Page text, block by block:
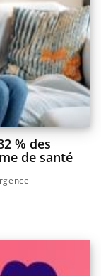
% des
de santé